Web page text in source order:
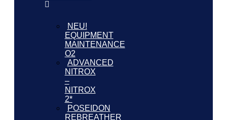
NEU!
EQUIPMENT
MAINTENANCE
O2
ADVANCED
NITROX
–
NITROX
2*
POSEIDON
REBREATHER